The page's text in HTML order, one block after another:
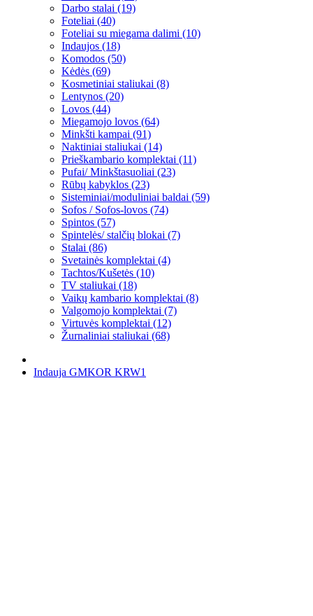
Darbo stalai (19)
Foteliai (40)
Foteliai su miegama dalimi (10)
Indaujos (18)
Komodos (50)
Kėdės (69)
Kosmetiniai staliukai (8)
Lentynos (20)
Lovos (44)
Miegamojo lovos (64)
Minkšti kampai (91)
Naktiniai staliukai (14)
Prieškambario komplektai (11)
Pufai/ Minkštasuoliai (23)
Rūbų kabyklos (23)
Sisteminiai/moduliniai baldai (59)
Sofos / Sofos-lovos (74)
Spintos (57)
Spintelės/ stalčių blokai (7)
Stalai (86)
Svetainės komplektai (4)
Tachtos/Kušetės (10)
TV staliukai (18)
Vaikų kambario komplektai (8)
Valgomojo komplektai (7)
Virtuvės komplektai (12)
Žurnaliniai staliukai (68)
Indauja GMKOR KRW1